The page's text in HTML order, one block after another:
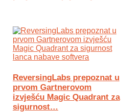
ReversingLabs prepoznat u
prvom Gartnerovom
izvješću Magic Quadrant za
sigurnost…